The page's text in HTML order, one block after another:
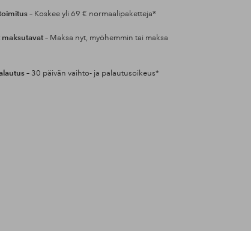
– Koskee yli 69 € normaalipaketteja*
– Maksa nyt, myöhemmin tai maksa
– 30 päivän vaihto- ja palautusoikeus*